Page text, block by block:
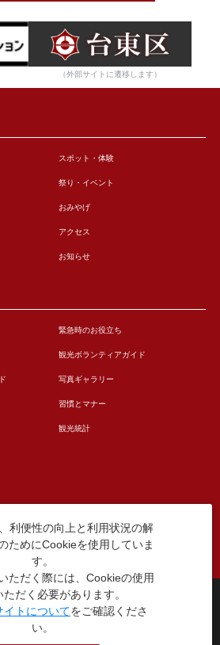
（外部サイトに遷移します）
スポット・体験
祭り・イベント
おみやげ
アクセス
お知らせ
緊急時のお役立ち
観光ボランティアガイド
写真ギャラリー
習慣とマナー
観光統計
広告掲載について
台東区役所観光課
東京都台東区東上野4丁目5番6号
TEL：03-5246-1151
利便性の向上と利用状況の解
ためにCookieを使用していま
す。
ただく際には、Cookieの使用
ただく必要があります。
イトについてをご確認くださ
い。